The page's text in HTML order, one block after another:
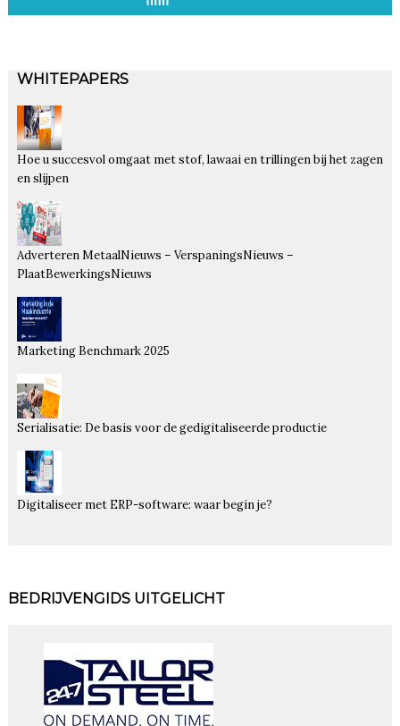
WHITEPAPERS
Hoe u succesvol omgaat met stof, lawaai en trillingen bij het zagen
en slijpen
Adverteren MetaalNieuws – VerspaningsNieuws –
PlaatBewerkingsNieuws
Marketing Benchmark 2025
Serialisatie: De basis voor de gedigitaliseerde productie
Digitaliseer met ERP-software: waar begin je?
BEDRIJVENGIDS UITGELICHT